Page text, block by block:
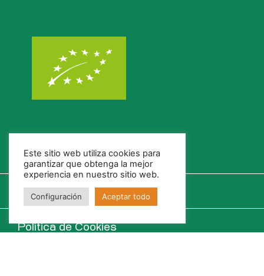
Política de Cookies
Este sitio web utiliza cookies para
garantizar que obtenga la mejor
experiencia en nuestro sitio web.
Configuración Aceptar todo